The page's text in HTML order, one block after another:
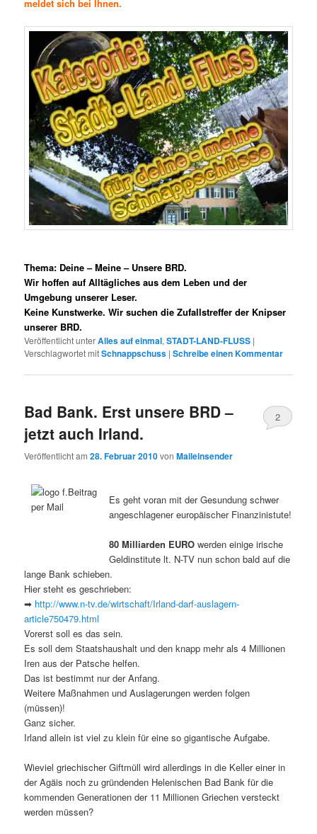
meldet sich bei Ihnen.
Thema: Deine – Meine – Unsere BRD.
Wir hoffen auf Alltägliches aus dem Leben und der
Umgebung unserer Leser.
Keine Kunstwerke. Wir suchen die Zufallstreffer der Knipser
unserer BRD.
Veröffentlicht unterAlles auf einmal,STADT-LAND-FLUSS |
Verschlagwortet mitSchnappschuss |Schreibe einen Kommentar
Bad Bank. Erst unsere BRD –
jetzt auch Irland.
Veröffentlicht am28. Februar 2010vonMaileinsender
2
Es geht voran mit der Gesundung schwer
angeschlagener europäischer Finanzinistute!
80 Milliarden EUROwerden einige irische
Geldinstitute lt. N-TV nun schon bald auf die
lange Bank schieben.
Hier steht es geschrieben:
➡ http://www.n-tv.de/wirtschaft/Irland-darf-auslagern-
article750479.html
Vorerst soll es das sein.
Es soll dem Staatshaushalt und den knapp mehr als 4 Millionen
Iren aus der Patsche helfen.
Das ist bestimmt nur der Anfang.
Weitere Maßnahmen und Auslagerungen werden folgen
(müssen)!
Ganz sicher.
Irland allein ist viel zu klein für eine so gigantische Aufgabe.
Wieviel griechischer Giftmüll wird allerdings in die Keller einer in
der Agäis noch zu gründenden Helenischen Bad Bank für die
kommenden Generationen der 11 Millionen Griechen versteckt
werden müssen?